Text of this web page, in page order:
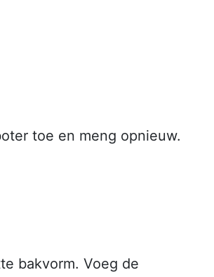
toe en meng opnieuw.
bakvorm. Voeg de